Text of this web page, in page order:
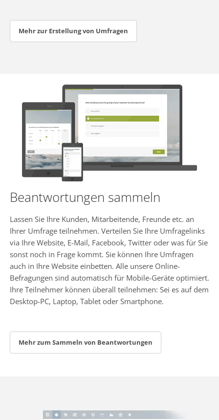
Mehr zur Erstellung von Umfragen
Beantwortungen sammeln
Lassen Sie Ihre Kunden, Mitarbeitende, Freunde etc. an
Ihrer Umfrage teilnehmen. Verteilen Sie Ihre Umfragelinks
via Ihre Website, E-Mail, Facebook, Twitter oder was für Sie
sonst noch in Frage kommt. Sie können Ihre Umfragen
auch in Ihre Website einbetten. Alle unsere Online-
Befragungen sind automatisch für Mobile-Geräte optimiert.
Ihre Teilnehmer können überall teilnehmen: Sei es auf dem
Desktop-PC, Laptop, Tablet oder Smartphone.
Mehr zum Sammeln von Beantwortungen